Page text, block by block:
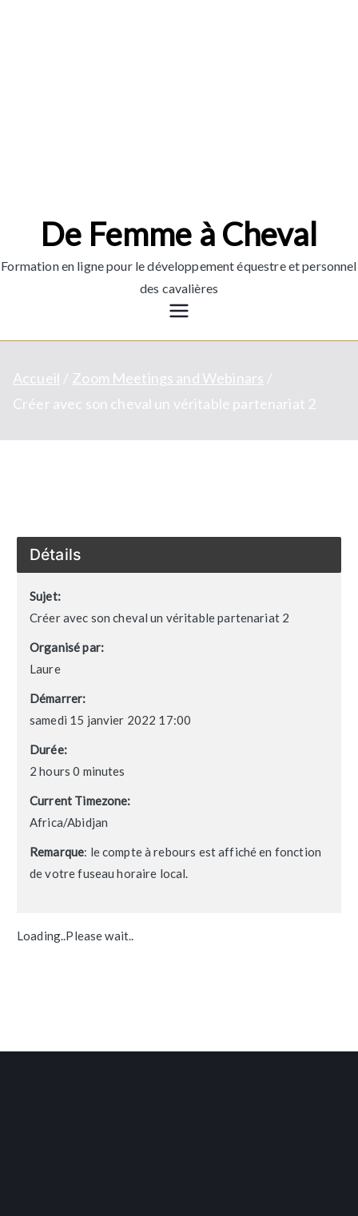
De Femme à Cheval
Formation en ligne pour le développement équestre et personnel
des cavalières
Accueil
Zoom Meetings and Webinars
Créer avec son cheval un véritable partenariat 2
Détails
Sujet:
Créer avec son cheval un véritable partenariat 2
Organisé par:
Laure
Démarrer:
samedi 15 janvier 2022 17:00
Durée:
2 hours 0 minutes
Current Timezone:
Africa/Abidjan
Remarque: le compte à rebours est affiché en fonction
de votre fuseau horaire local.
Loading..Please wait..